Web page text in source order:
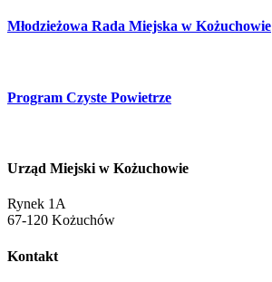
Młodzieżowa Rada Miejska w Kożuchowie
Program Czyste Powietrze
Urząd Miejski w Kożuchowie
Rynek 1A
67-120 Kożuchów
Kontakt